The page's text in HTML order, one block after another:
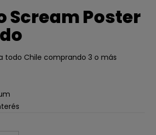
Scream Poster
todo Chile comprando 3 o más